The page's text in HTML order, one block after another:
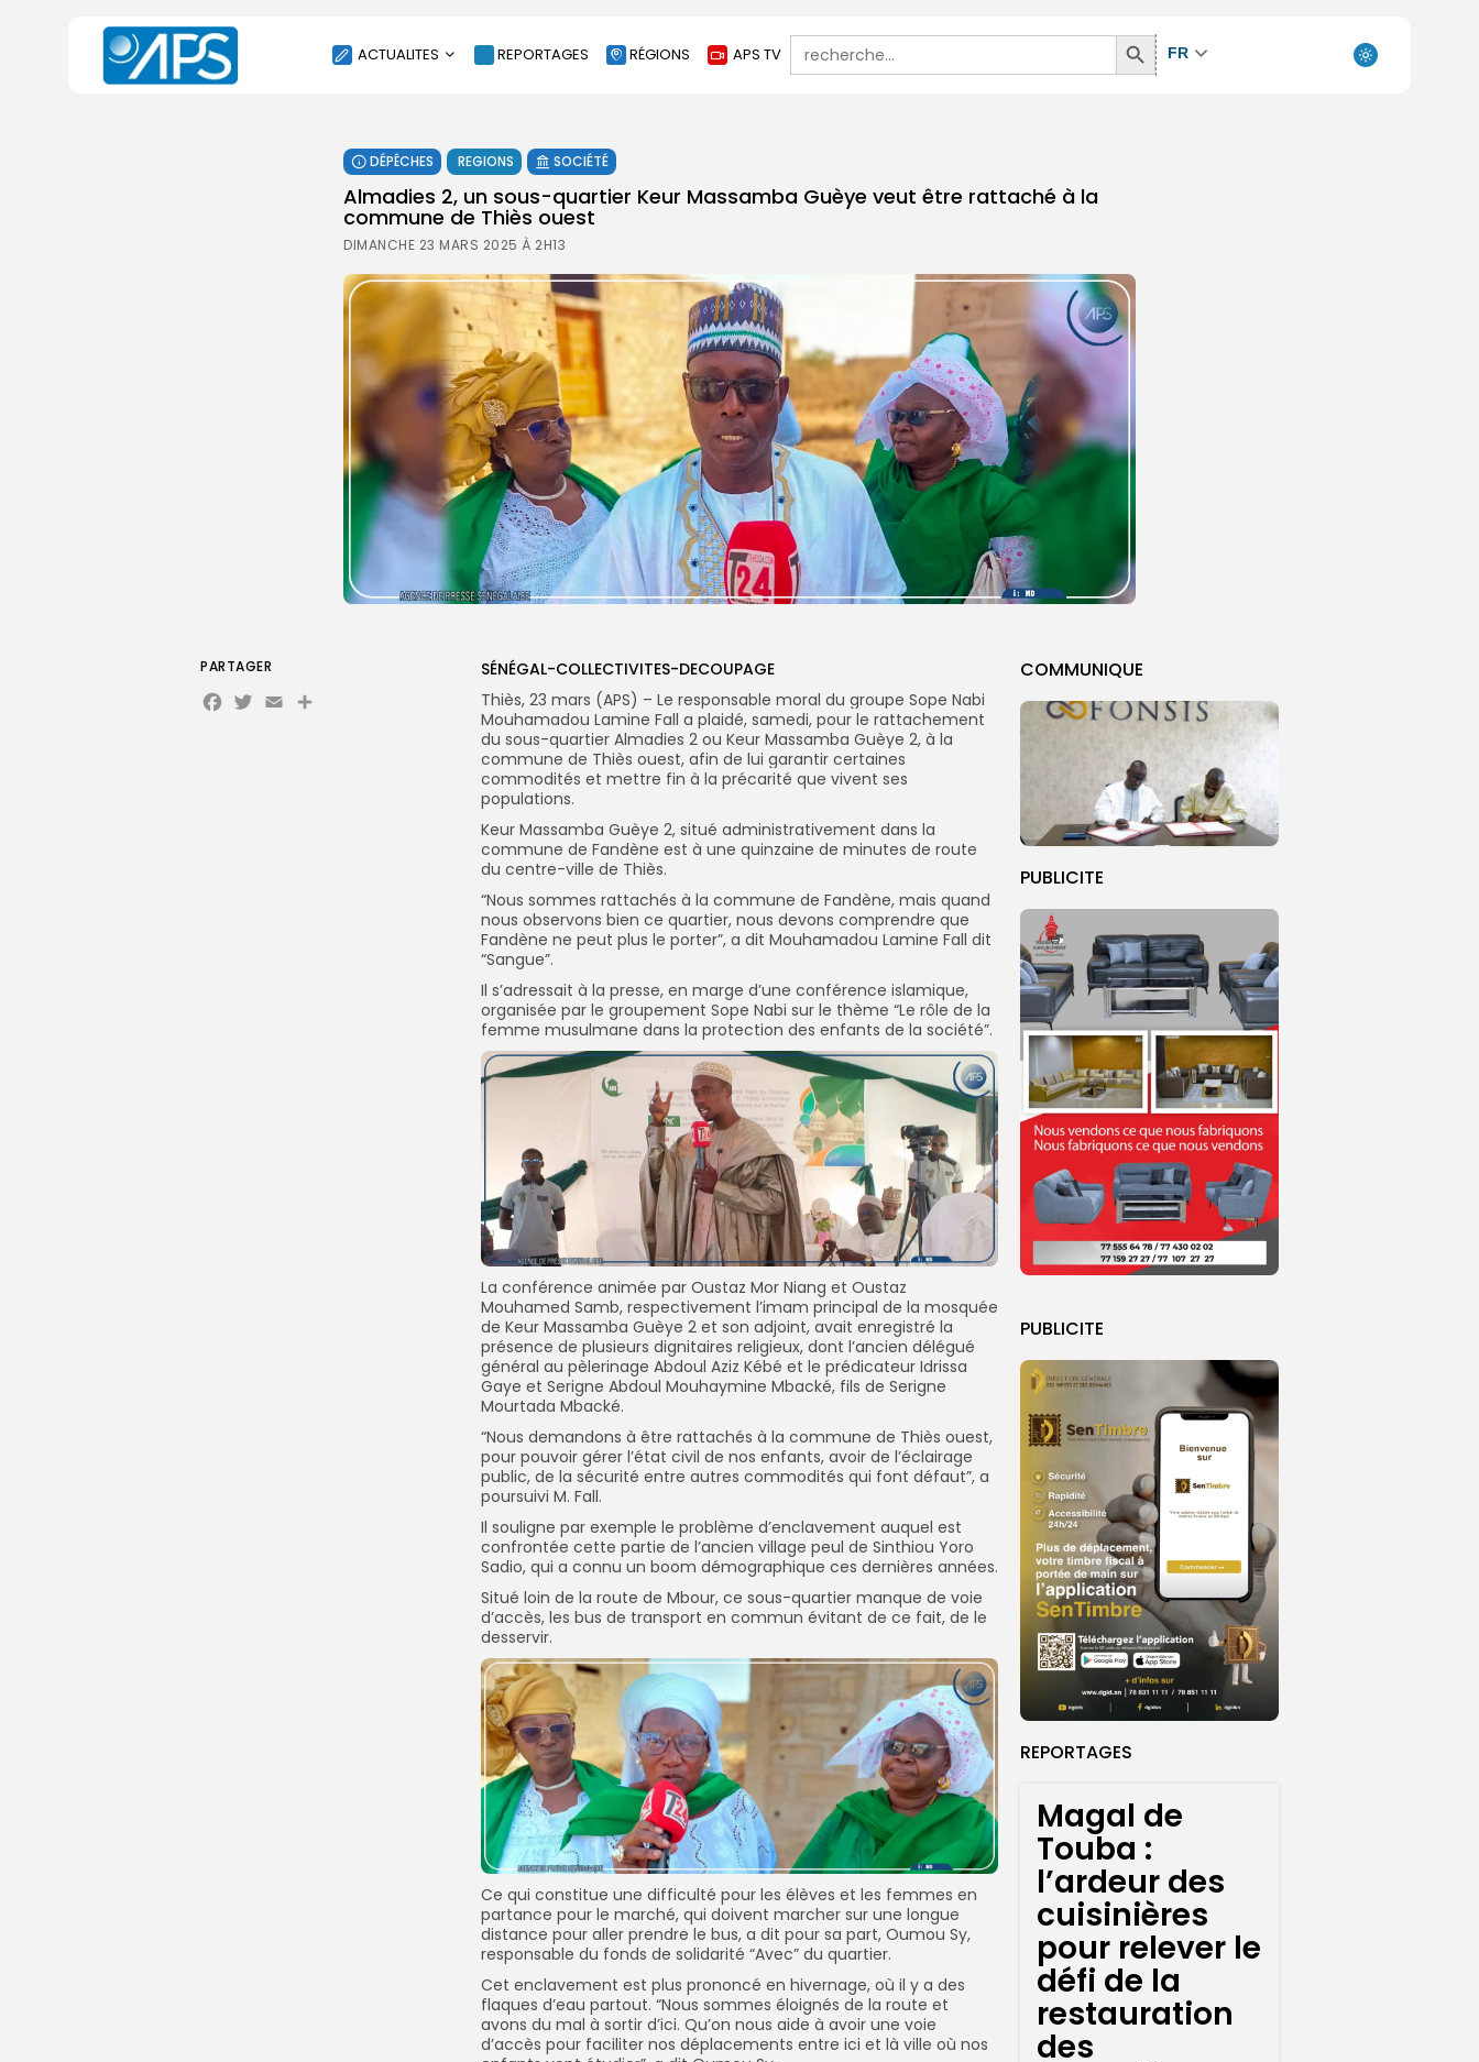
ACTUALITES
SOCIÉTÉ
ÉCONOMIE
CULTURE
ENVIRONNEMENT
INTERNATIONAL
AGENDA
SANTE
REPORTAGES RÉGIONS APS TV
Search
for:
Search
Button
FR
DÉPÊCHES REGIONS SOCIÉTÉ
Almadies 2, un sous-quartier Keur Massamba Guèye veut être rattaché à la
commune de Thiès ouest
DIMANCHE 23 MARS 2025 À 2H13
COMMUNIQUE
PUBLICITE
PUBLICITE
REPORTAGES
Magal de
Touba :
l’ardeur des
cuisinières
pour relever le
défi de la
restauration
des
SÉNÉGAL-COLLECTIVITES-DECOUPAGE
Thiès, 23 mars (APS) – Le responsable moral du groupe Sope Nabi
Mouhamadou Lamine Fall a plaidé, samedi, pour le rattachement
du sous-quartier Almadies 2 ou Keur Massamba Guèye 2, à la
commune de Thiès ouest, afin de lui garantir certaines
commodités et mettre fin à la précarité que vivent ses
populations.
Keur Massamba Guèye 2, situé administrativement dans la
commune de Fandène est à une quinzaine de minutes de route
du centre-ville de Thiès.
“Nous sommes rattachés à la commune de Fandène, mais quand
nous observons bien ce quartier, nous devons comprendre que
Fandène ne peut plus le porter”, a dit Mouhamadou Lamine Fall dit
“Sangue”.
Il s’adressait à la presse, en marge d’une conférence islamique,
organisée par le groupement Sope Nabi sur le thème “Le rôle de la
femme musulmane dans la protection des enfants de la société”.
La conférence animée par Oustaz Mor Niang et Oustaz
Mouhamed Samb, respectivement l’imam principal de la mosquée
de Keur Massamba Guèye 2 et son adjoint, avait enregistré la
présence de plusieurs dignitaires religieux, dont l’ancien délégué
général au pèlerinage Abdoul Aziz Kébé et le prédicateur Idrissa
Gaye et Serigne Abdoul Mouhaymine Mbacké, fils de Serigne
Mourtada Mbacké.
“Nous demandons à être rattachés à la commune de Thiès ouest,
pour pouvoir gérer l’état civil de nos enfants, avoir de l’éclairage
public, de la sécurité entre autres commodités qui font défaut”, a
poursuivi M. Fall.
Il souligne par exemple le problème d’enclavement auquel est
confrontée cette partie de l’ancien village peul de Sinthiou Yoro
Sadio, qui a connu un boom démographique ces dernières années.
Situé loin de la route de Mbour, ce sous-quartier manque de voie
d’accès, les bus de transport en commun évitant de ce fait, de le
desservir.
Ce qui constitue une difficulté pour les élèves et les femmes en
partance pour le marché, qui doivent marcher sur une longue
distance pour aller prendre le bus, a dit pour sa part, Oumou Sy,
responsable du fonds de solidarité “Avec” du quartier.
Cet enclavement est plus prononcé en hivernage, où il y a des
flaques d’eau partout. “Nous sommes éloignés de la route et
avons du mal à sortir d’ici. Qu’on nous aide à avoir une voie
d’accès pour faciliter nos déplacements entre ici et là ville où nos
PARTAGER
Facebook
Twitter
EmailPartager